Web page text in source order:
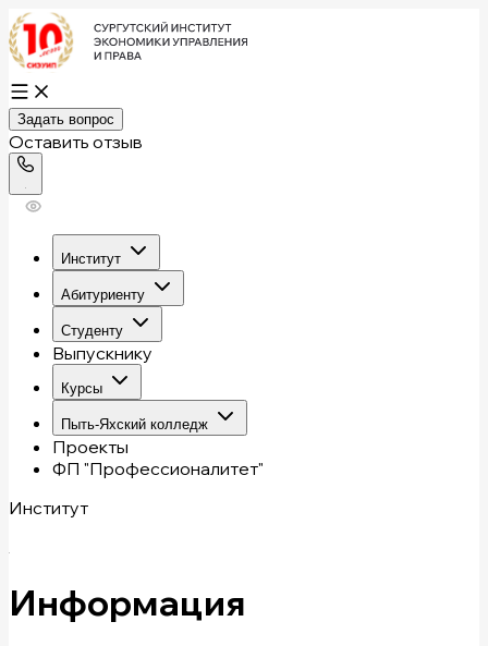
Задать вопрос
Оставить отзыв
Институт
Абитуриенту
Студенту
Выпускнику
Курсы
Пыть-Яхский колледж
Проекты
ФП "Профессионалитет"
Институт
Информация